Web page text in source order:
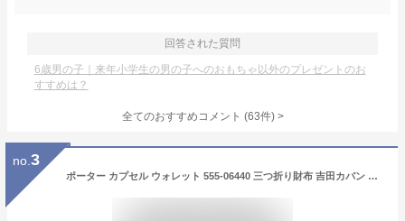
回答された質問
6歳男の子｜来年小学生の男の子へのおもちゃ以外のプレゼントのお
すすめは？
全てのおすすめコメント (63件) >
no. 3
ポーター カプセル ウォレット 555-06440 三つ折り財布 吉田カバン PORTER CAPSULE 小銭入れあり 三つ折り 吉田かばん メンズ レディース 日本製 軽い ブランド